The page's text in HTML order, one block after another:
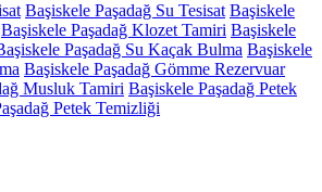
Başiskele Paşadağ Su Tesisat Başiskele
Başiskele Paşadağ Klozet Tamiri Başiskele
Paşadağ Su Kaçak Bulma Başiskele
Başiskele Paşadağ Gömme Rezervuar
Musluk Tamiri Başiskele Paşadağ Petek
Petek Temizliği